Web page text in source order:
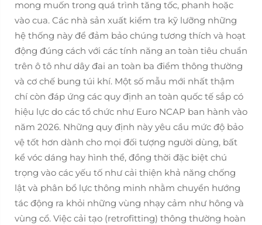
mong muốn trong quá trình tăng tốc, phanh hoặc
vào cua. Các nhà sản xuất kiểm tra kỹ lưỡng những
hệ thống này để đảm bảo chúng tương thích và hoạt
động đúng cách với các tính năng an toàn tiêu chuẩn
trên ô tô như dây đai an toàn ba điểm thông thường
và cơ chế bung túi khí. Một số mẫu mới nhất thậm
chí còn đáp ứng các quy định an toàn quốc tế sắp có
hiệu lực do các tổ chức như Euro NCAP ban hành vào
năm 2026. Những quy định này yêu cầu mức độ bảo
vệ tốt hơn dành cho mọi đối tượng người dùng, bất
kể vóc dáng hay hình thể, đồng thời đặc biệt chú
trọng vào các yếu tố như cải thiện khả năng chống
lật và phân bổ lực thông minh nhằm chuyển hướng
tác động ra khỏi những vùng nhạy cảm như hông và
vùng cổ. Việc cải tạo (retrofitting) thông thường hoàn